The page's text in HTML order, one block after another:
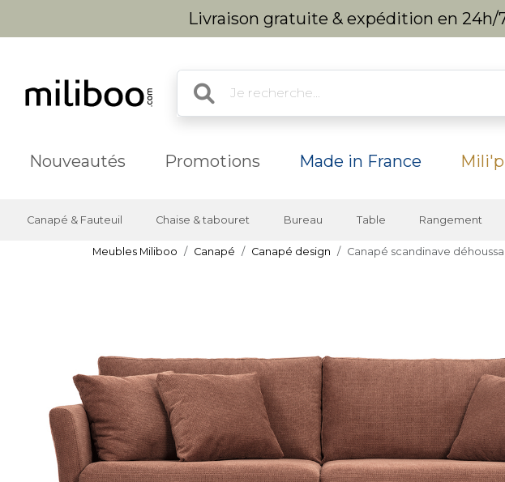
Livraison gratuite & expédition en 24h/
Nouveautés Promotions Made in France
Canapé & Fauteuil Chaise & tabouret Bureau Table Rangement
Meubles Miliboo Canapé Canapé design Canapé scandinave